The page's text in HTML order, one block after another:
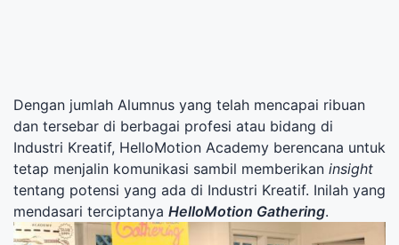
Dengan jumlah Alumnus yang telah mencapai ribuan
dan tersebar di berbagai profesi atau bidang di
Industri Kreatif, HelloMotion Academy berencana untuk
tetap menjalin komunikasi sambil memberikan insight
tentang potensi yang ada di Industri Kreatif. Inilah yang
mendasari terciptanya HelloMotion Gathering.